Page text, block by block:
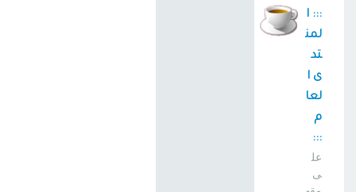
::: ا
لمن
تد
ى ا
لعا
م
:::
عل
ى